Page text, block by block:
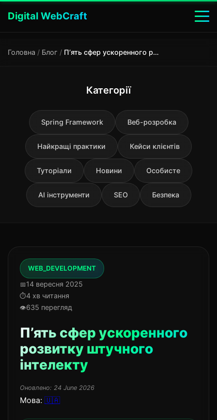
Digital WebCraft
Головна / Блог / П’ять сфер ускоренного розвитку штучного інтелекту
Категорії
Spring Framework Веб-розробка
Найкращі практики Кейси клієнтів
Туторіали Новини Особисте
AI інструменти SEO Безпека
WEB_DEVELOPMENT
14 вересня 2025
4 хв читання
635 перегляд
П’ять сфер ускоренного
розвитку штучного
інтелекту
Оновлено: 24 June 2026
Мова: 🇺🇦